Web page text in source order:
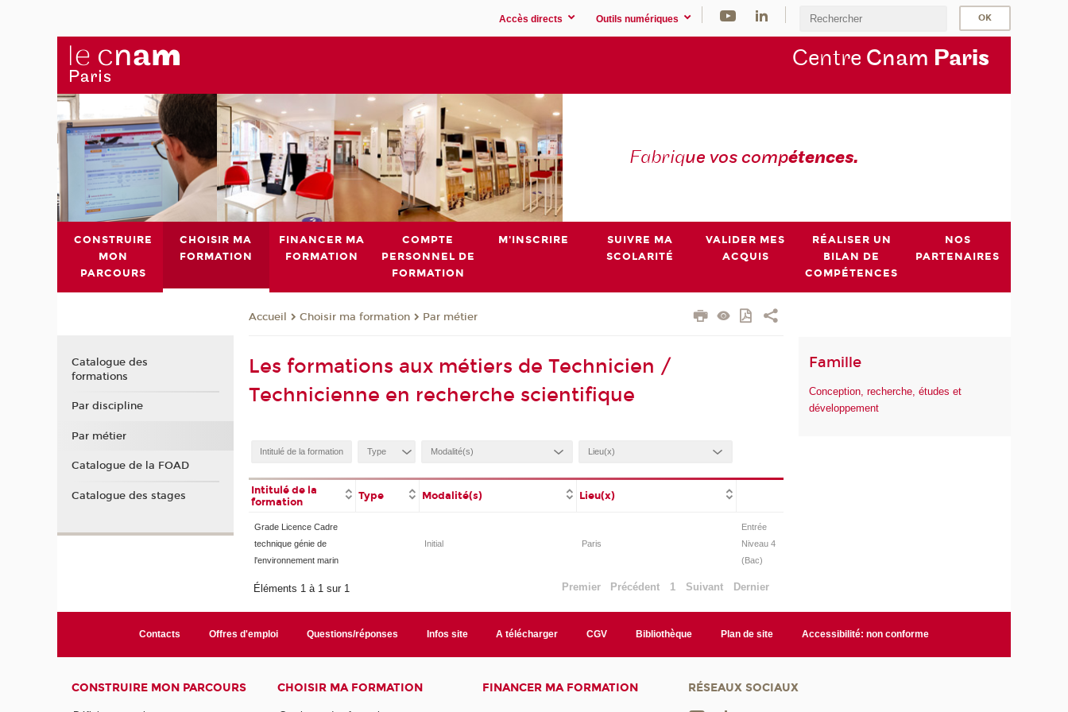
Accès directs Outils numériques
Centre Cnam Paris
Fabrique vos compétences.
CONSTRUIRE
MON
PARCOURS
CHOISIR MA
FORMATION
FINANCER MA
FORMATION
COMPTE
PERSONNEL DE
FORMATION
M'INSCRIRE
SUIVRE MA
SCOLARITÉ
VALIDER MES
ACQUIS
RÉALISER UN
BILAN DE
COMPÉTENCES
NOS
PARTENAIRES
Accueil Choisir ma formation Par métier
Les formations aux métiers de Technicien /
Technicienne en recherche scientifique
Intitulé de la
formation
Type Modalité(s) Lieu(x)
Grade Licence Cadre
technique génie de
l'environnement marin
Initial Paris
Entrée
Niveau 4
(Bac)
Éléments 1 à 1 sur 1 Premier Précédent 1 Suivant Dernier
Famille
Conception, recherche, études et
développement
Catalogue des
formations
Par discipline
Par métier
Catalogue de la FOAD
Catalogue des stages
Contacts Offres d'emploi Questions/réponses Infos site A télécharger CGV Bibliothèque Plan de site Accessibilité: non conforme
CONSTRUIRE MON PARCOURS CHOISIR MA FORMATION FINANCER MA FORMATION RÉSEAUX SOCIAUX